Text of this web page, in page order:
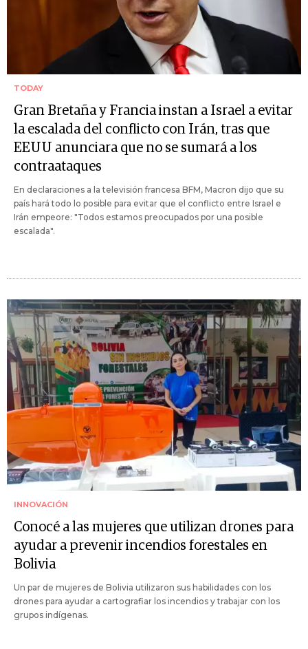
TODAY
Gran Bretaña y Francia instan a Israel a evitar
la escalada del conflicto con Irán, tras que
EEUU anunciara que no se sumará a los
contraataques
En declaraciones a la televisión francesa BFM, Macron dijo que su
país hará todo lo posible para evitar que el conflicto entre Israel e
Irán empeore: "Todos estamos preocupados por una posible
escalada".
INNOVACIÓN
Conocé a las mujeres que utilizan drones para
ayudar a prevenir incendios forestales en
Bolivia
Un par de mujeres de Bolivia utilizaron sus habilidades con los
drones para ayudar a cartografiar los incendios y trabajar con los
grupos indígenas.